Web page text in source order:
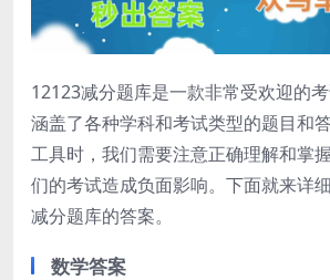
12123减分题库是一款非常受欢迎的
涵盖了各种学科和考试类型的题目和
工具时，我们需要注意正确理解和掌
们的考试造成负面影响。下面就来详
减分题库的答案。
数学答案